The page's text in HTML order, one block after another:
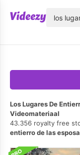
Los Lugares De
Videomateriaal
43.356 royalty free
entierro de las